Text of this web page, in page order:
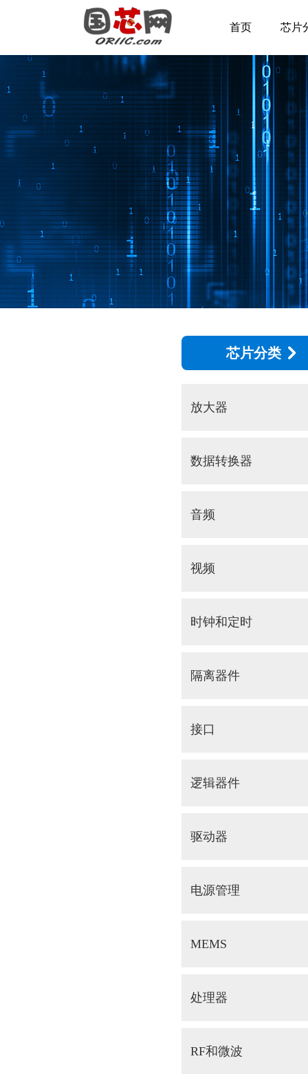
首页 芯片
芯片分类
放大器
数据转换器
音频
视频
时钟和定时
隔离器件
接口
逻辑器件
驱动器
电源管理
MEMS
处理器
RF和微波